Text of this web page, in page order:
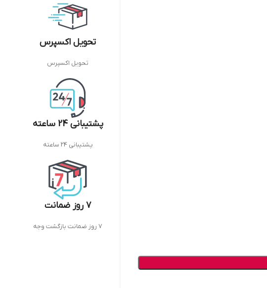
تحویل اکسپرس
تحویل اکسپرس
پشتیبانی 24 ساعته
پشتیبانی 24 ساعته
7 روز ضمانت
7 روز ضمانت بازگشت وجه